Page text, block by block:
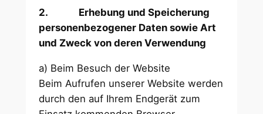
2. Erhebung und Speicherung
personenbezogener Daten sowie Art
und Zweck von deren Verwendung
a) Beim Besuch der Website
Beim Aufrufen unserer Website werden
durch den auf Ihrem Endgerät zum